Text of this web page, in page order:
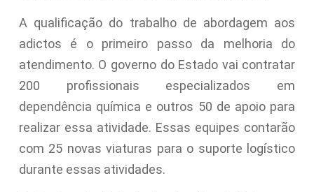
A qualificação do trabalho de abordagem aos
adictos é o primeiro passo da melhoria do
atendimento. O governo do Estado vai contratar
200 profissionais especializados em
dependência química e outros 50 de apoio para
realizar essa atividade. Essas equipes contarão
com 25 novas viaturas para o suporte logístico
durante essas atividades.